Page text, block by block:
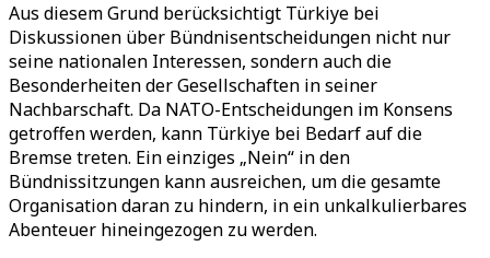
Aus diesem Grund berücksichtigt Türkiye bei
Diskussionen über Bündnisentscheidungen nicht nur
seine nationalen Interessen, sondern auch die
Besonderheiten der Gesellschaften in seiner
Nachbarschaft. Da NATO-Entscheidungen im Konsens
getroffen werden, kann Türkiye bei Bedarf auf die
Bremse treten. Ein einziges „Nein“ in den
Bündnissitzungen kann ausreichen, um die gesamte
Organisation daran zu hindern, in ein unkalkulierbares
Abenteuer hineingezogen zu werden.